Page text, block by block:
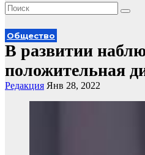
Общество
В развитии
положительная
Редакция Янв 28, 2022